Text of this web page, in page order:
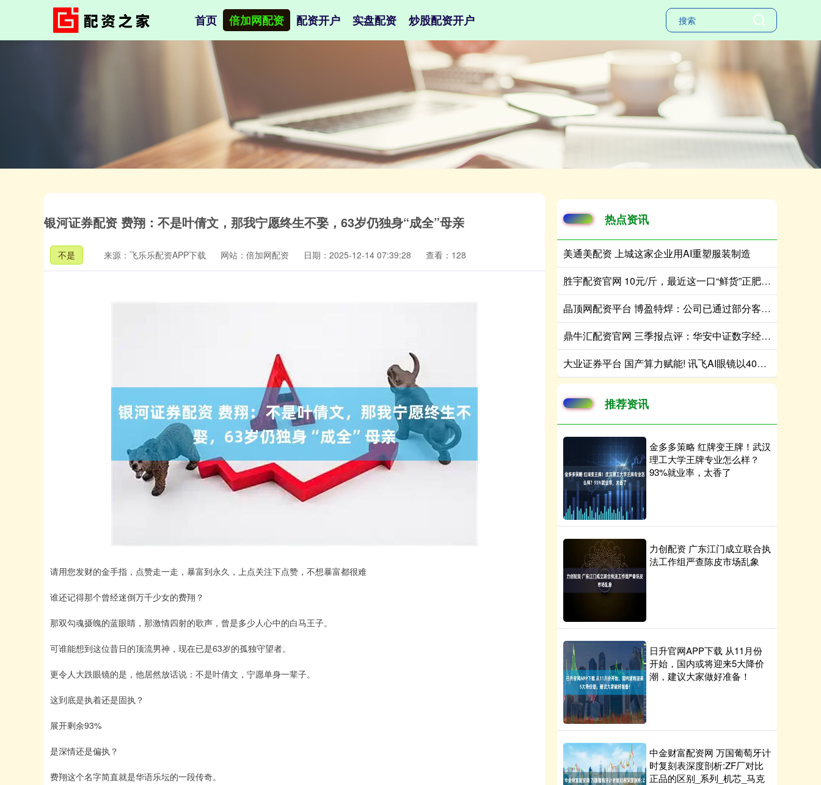
首页 倍加网配资 配资开户 实盘配资 炒股配资开户
银河证券配资 费翔：不是叶倩文，那我宁愿终生不娶，63岁仍独身“成全”母亲
不是 来源：飞乐乐配资APP下载 网站：倍加网配资 日期：2025-12-14 07:39:28 查看：128
请用您发财的金手指，点赞走一走，暴富到永久，上点关注下点赞，不想暴富都很难
谁还记得那个曾经迷倒万千少女的费翔？
那双勾魂摄魄的蓝眼睛，那激情四射的歌声，曾是多少人心中的白马王子。
可谁能想到这位昔日的顶流男神，现在已是63岁的孤独守望者。
更令人大跌眼镜的是，他居然放话说：不是叶倩文，宁愿单身一辈子。
这到底是执着还是固执？
展开剩余93%
是深情还是偏执？
费翔这个名字简直就是华语乐坛的一段传奇。
热点资讯
美通美配资 上城这家企业用AI重塑服装制造
胜宇配资官网 10元/斤，最近这一口“鲜货”正肥！摊主：一天上百斤不够卖
晶顶网配资平台 博盈特焊：公司已通过部分客户的生产体系认证并获得相应订单
鼎牛汇配资官网 三季报点评：华安中证数字经济主题ETF基金季度涨幅39.88%
大业证券平台 国产算力赋能! 讯飞AI眼镜以40克轻量化设计开启跨国商务沟通新范式
推荐资讯
金多多策略 红牌变王牌！武汉
理工大学王牌专业怎么样？
93%就业率，太香了
力创配资 广东江门成立联合执
法工作组严查陈皮市场乱象
日升官网APP下载 从11月份
开始，国内或将迎来5大降价
潮，建议大家做好准备！
中金财富配资网 万国葡萄牙计
时复刻表深度剖析:ZF厂对比
正品的区别_系列_机芯_马克